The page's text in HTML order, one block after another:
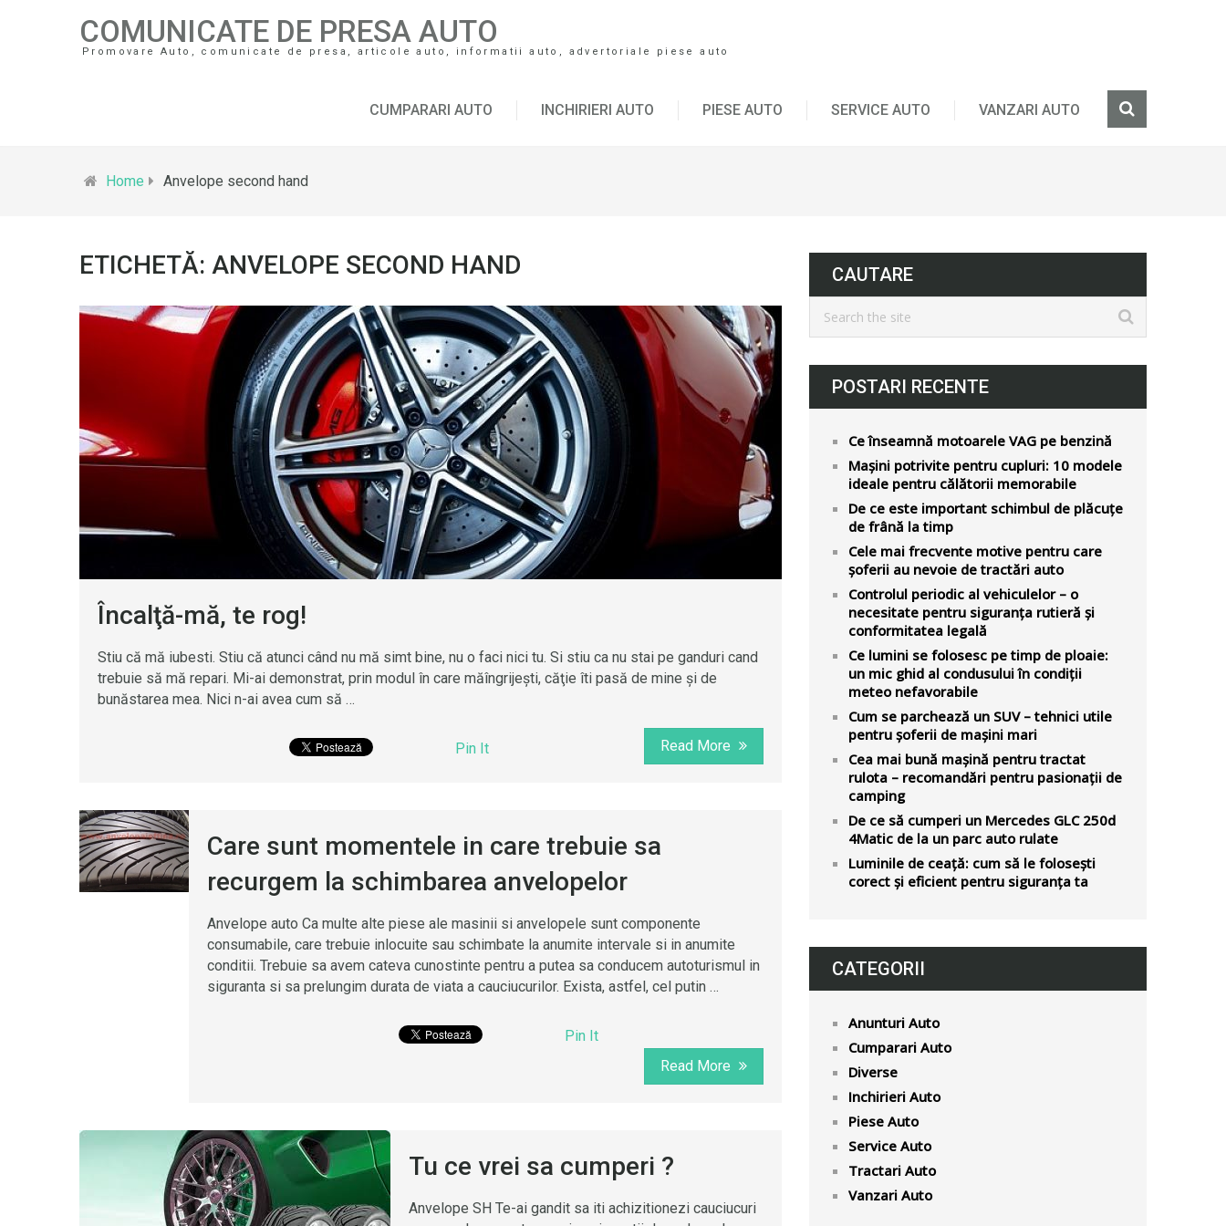
COMUNICATE DE PRESA AUTO
Promovare Auto, comunicate de presa, articole auto, informatii auto, advertoriale piese auto
CUMPARARI AUTO INCHIRIERI AUTO PIESE AUTO SERVICE AUTO VANZARI AUTO
Home Anvelope second hand
ETICHETĂ: ANVELOPE SECOND HAND
Încalţă-mă, te rog!
Stiu că mă iubesti. Stiu că atunci când nu mă simt bine, nu o faci nici tu. Si stiu ca nu stai pe ganduri cand
trebuie să mă repari. Mi-ai demonstrat, prin modul în care măîngrijeşti, căţie îti pasă de mine şi de
bunăstarea mea. Nici n-ai avea cum să …
Pin It Read More
Care sunt momentele in care trebuie sa
recurgem la schimbarea anvelopelor
Anvelope auto Ca multe alte piese ale masinii si anvelopele sunt componente
consumabile, care trebuie inlocuite sau schimbate la anumite intervale si in anumite
conditii. Trebuie sa avem cateva cunostinte pentru a putea sa conducem autoturismul in
siguranta si sa prelungim durata de viata a cauciucurilor. Exista, astfel, cel putin …
Pin It
Read More
Tu ce vrei sa cumperi ?
Anvelope SH Te-ai gandit sa iti achizitionezi cauciucuri
CAUTARE
POSTARI RECENTE
Ce înseamnă motoarele VAG pe benzină
Mașini potrivite pentru cupluri: 10 modele
ideale pentru călătorii memorabile
De ce este important schimbul de plăcuțe
de frână la timp
Cele mai frecvente motive pentru care
șoferii au nevoie de tractări auto
Controlul periodic al vehiculelor – o
necesitate pentru siguranța rutieră și
conformitatea legală
Ce lumini se folosesc pe timp de ploaie:
un mic ghid al condusului în condiții
meteo nefavorabile
Cum se parchează un SUV – tehnici utile
pentru șoferii de mașini mari
Cea mai bună mașină pentru tractat
rulota – recomandări pentru pasionații de
camping
De ce să cumperi un Mercedes GLC 250d
4Matic de la un parc auto rulate
Luminile de ceață: cum să le folosești
corect și eficient pentru siguranța ta
CATEGORII
Anunturi Auto
Cumparari Auto
Diverse
Inchirieri Auto
Piese Auto
Service Auto
Tractari Auto
Vanzari Auto